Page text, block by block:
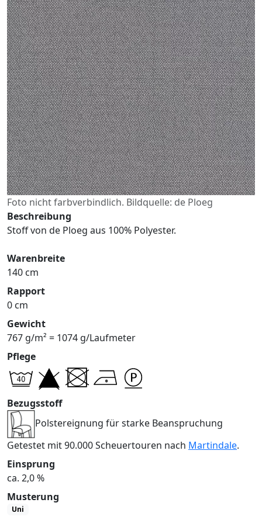
Foto nicht farbverbindlich. Bildquelle: de Ploeg
Beschreibung
Stoff von de Ploeg aus 100% Polyester.
Warenbreite
140 cm
Rapport
0 cm
Gewicht
767 g/m² = 1074 g/Laufmeter
Pflege
Bezugsstoff
Polstereignung für starke Beanspruchung
Getestet mit 90.000 Scheuertouren nach Martindale.
Einsprung
ca. 2,0 %
Musterung
Uni